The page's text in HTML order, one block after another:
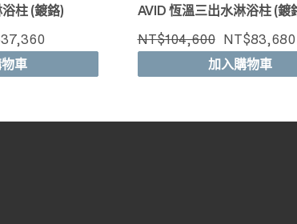
柱 (鍍鉻)
車
AVID 恆溫三出水淋浴柱 (鍍
NT$104,600 NT$83,680
加入購物車